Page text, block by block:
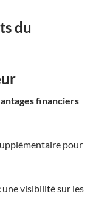
du
financiers
pour
une visibilité sur les